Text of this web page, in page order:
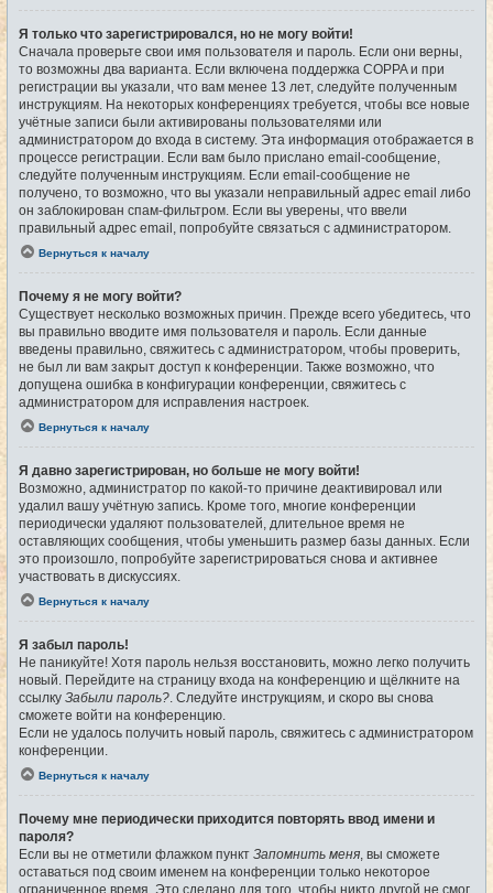
Я только что зарегистрировался, но не могу войти!
Сначала проверьте свои имя пользователя и пароль. Если они верны,
то возможны два варианта. Если включена поддержка COPPA и при
регистрации вы указали, что вам менее 13 лет, следуйте полученным
инструкциям. На некоторых конференциях требуется, чтобы все новые
учётные записи были активированы пользователями или
администратором до входа в систему. Эта информация отображается в
процессе регистрации. Если вам было прислано email-сообщение,
следуйте полученным инструкциям. Если email-сообщение не
получено, то возможно, что вы указали неправильный адрес email либо
он заблокирован спам-фильтром. Если вы уверены, что ввели
правильный адрес email, попробуйте связаться с администратором.
Вернуться к началу
Почему я не могу войти?
Существует несколько возможных причин. Прежде всего убедитесь, что
вы правильно вводите имя пользователя и пароль. Если данные
введены правильно, свяжитесь с администратором, чтобы проверить,
не был ли вам закрыт доступ к конференции. Также возможно, что
допущена ошибка в конфигурации конференции, свяжитесь с
администратором для исправления настроек.
Вернуться к началу
Я давно зарегистрирован, но больше не могу войти!
Возможно, администратор по какой-то причине деактивировал или
удалил вашу учётную запись. Кроме того, многие конференции
периодически удаляют пользователей, длительное время не
оставляющих сообщения, чтобы уменьшить размер базы данных. Если
это произошло, попробуйте зарегистрироваться снова и активнее
участвовать в дискуссиях.
Вернуться к началу
Я забыл пароль!
Не паникуйте! Хотя пароль нельзя восстановить, можно легко получить
новый. Перейдите на страницу входа на конференцию и щёлкните на
ссылку Забыли пароль? . Следуйте инструкциям, и скоро вы снова
сможете войти на конференцию.
Если не удалось получить новый пароль, свяжитесь с администратором
конференции.
Вернуться к началу
Почему мне периодически приходится повторять ввод имени и
пароля?
Если вы не отметили флажком пункт Запомнить меня , вы сможете
оставаться под своим именем на конференции только некоторое
ограниченное время. Это сделано для того, чтобы никто другой не смог